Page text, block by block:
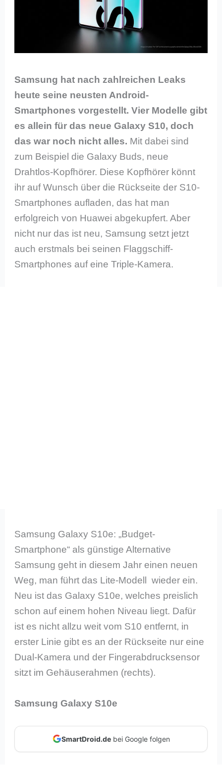
Samsung hat nach zahlreichen Leaks
heute seine neusten Android-
Smartphones vorgestellt. Vier Modelle gibt
es allein für das neue Galaxy S10, doch
das war noch nicht alles. Mit dabei sind
zum Beispiel die Galaxy Buds, neue
Drahtlos-Kopfhörer. Diese Kopfhörer könnt
ihr auf Wunsch über die Rückseite der S10-
Smartphones aufladen, das hat man
erfolgreich von Huawei abgekupfert. Aber
nicht nur das ist neu, Samsung setzt jetzt
auch erstmals bei seinen Flaggschiff-
Smartphones auf eine Triple-Kamera.
Samsung Galaxy S10e: „Budget-
Smartphone“ als günstige Alternative
Samsung geht in diesem Jahr einen neuen
Weg, man führt das Lite-Modell wieder ein.
Neu ist das Galaxy S10e, welches preislich
schon auf einem hohen Niveau liegt. Dafür
ist es nicht allzu weit vom S10 entfernt, in
erster Linie gibt es an der Rückseite nur eine
Dual-Kamera und der Fingerabdrucksensor
sitzt im Gehäuserahmen (rechts).
Samsung Galaxy S10e
SmartDroid.debei Google folgen